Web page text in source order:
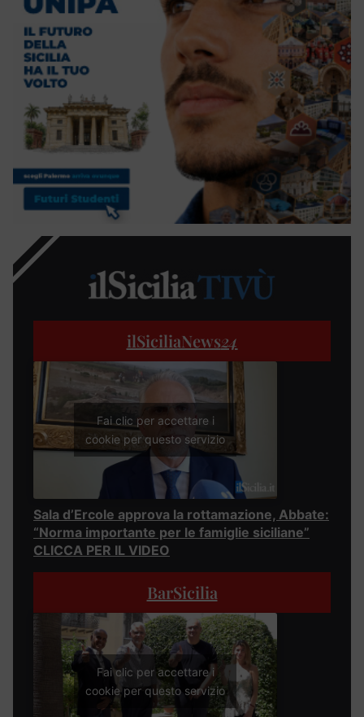
ilSiciliaNews24
Fai clic per accettare i
cookie per questo servizio
Sala d’Ercole approva la rottamazione, Abbate:
“Norma importante per le famiglie siciliane”
CLICCA PER IL VIDEO
BarSicilia
Fai clic per accettare i
cookie per questo servizio